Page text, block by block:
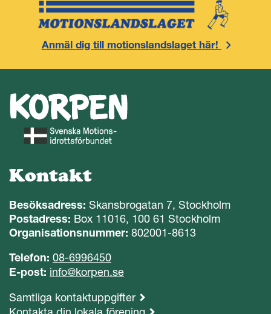
Anmäl dig till motionslandslaget här!
Kontakt
Besöksadress: Skansbrogatan 7, Stockholm
Postadress: Box 11016, 100 61 Stockholm
Organisationsnummer: 802001-8613
Telefon: 08-6996450
E-post: info@korpen.se
Samtliga kontaktuppgifter